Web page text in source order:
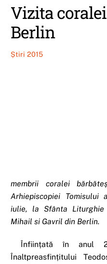
Vizita
Berlin
Știri 2015
membrii coralei
Arhiepiscopiei
iulie, la Sfânta
Mihail si Gavril din Berlin.
Înființată în anul
Înaltpreasfințitului